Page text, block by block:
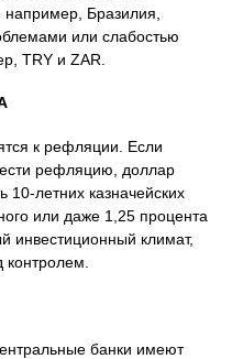
Бразилия,
или слабостью
TRY и ZAR.
к рефляции. Если
рефляцию, доллар
10-летних казначейских
или даже 1,25 процента
инвестиционный климат,
банки имеют